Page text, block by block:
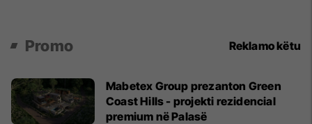
Promo Reklamo këtu
Mabetex Group prezanton Green
Coast Hills - projekti rezidencial
premium në Palasë